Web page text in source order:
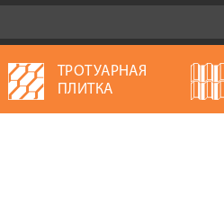
ТРОТУАРНАЯ
ПЛИТКА